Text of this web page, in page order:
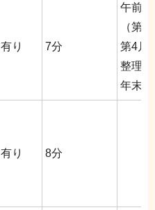
有り 7分
午前9
（第
第4月
整理
年末
有り 8分